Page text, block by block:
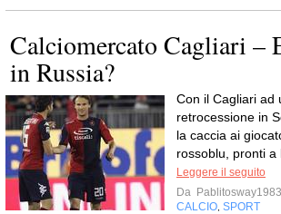
Calciomercato Cagliari –
in Russia?
Con il Cagliari ad
retrocessione in
la caccia ai
rossoblu, pronti
Leggere il seguito
Da Pablitosway1983
CALCIO SPORT